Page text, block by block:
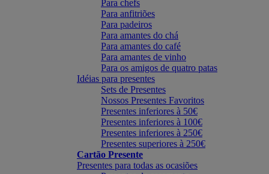
Para chefs
Para anfitriões
Para padeiros
Para amantes do chá
Para amantes do café
Para amantes de vinho
Para os amigos de quatro patas
Idéias para presentes
Sets de Presentes
Nossos Presentes Favoritos
Presentes inferiores à 50€
Presentes inferiores à 100€
Presentes inferiores à 250€
Presentes superiores à 250€
Cartão Presente
Presentes para todas as ocasiões